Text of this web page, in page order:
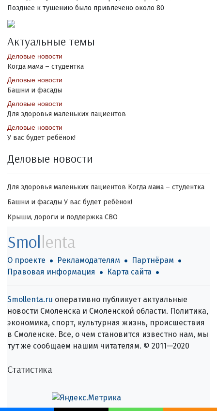
Позднее к тушению было привлечено около 80
Актуальные темы
Деловые новости
Когда мама – студентка
Деловые новости
Башни и фасады
Деловые новости
Для здоровья маленьких пациентов
Деловые новости
У вас будет ребёнок!
Деловые новости
Для здоровья маленьких пациентов Когда мама – студентка
Башни и фасады У вас будет ребёнок!
Крыши, дороги и поддержка СВО
Smollenta
О проекте Рекламодателям
Партнёрам
Правовая информация
Карта сайта
Smollenta.ru оперативно публикует актуальные
новости Смоленска и Смоленской области. Политика,
экономика, спорт, культурная жизнь, происшествия
в Смоленске. Все, о чем становится известно нам, мы
тут же сообщаем нашим читателям. © 2011—2020
Статистика